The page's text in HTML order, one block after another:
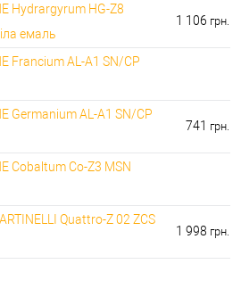
Hydrargyrum HG-Z8
емаль
1 106 грн.
Francium AL-A1 SN/CP
Germanium AL-A1 SN/CP
741 грн.
Cobaltum Co-Z3 MSN
Quattro-Z 02 ZCS
1 998 грн.